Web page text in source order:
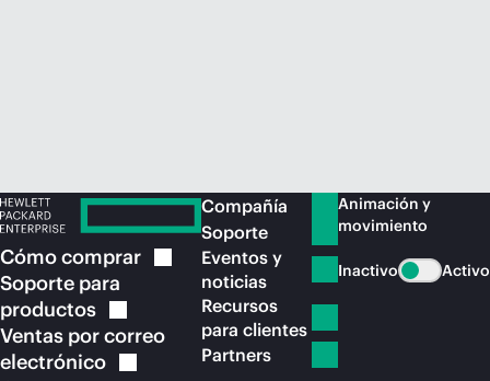
Cómocomprar
Soporte para
productos
Ventas por correo
electrónico
Compañía
Soporte
Eventos y
noticias
Recursos
para clientes
Partners
Animación y
movimiento
Inactivo Activo